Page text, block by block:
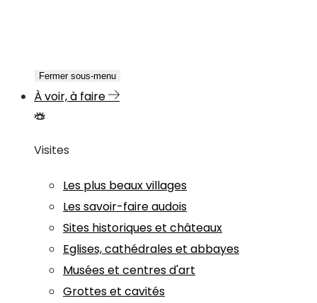
Fermer sous-menu
À voir, à faire
Visites
Les plus beaux villages
Les savoir-faire audois
Sites historiques et châteaux
Eglises, cathédrales et abbayes
Musées et centres d'art
Grottes et cavités